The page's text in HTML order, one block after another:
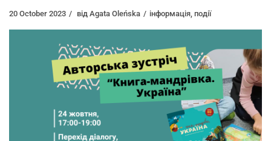
20 October 2023 від Agata Oleńska інформація події